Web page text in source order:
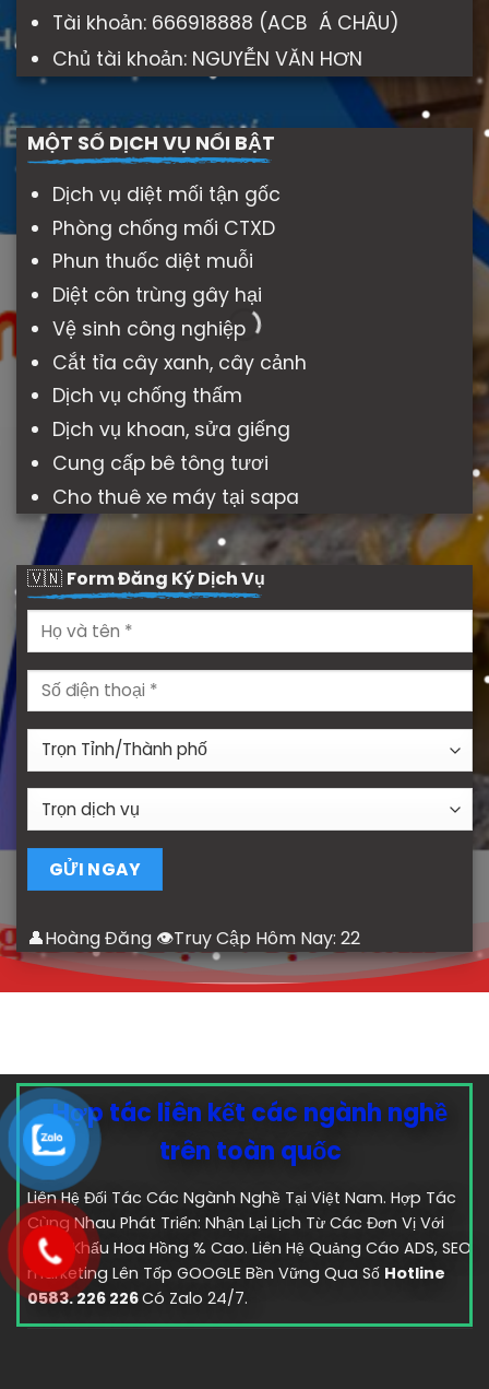
Tài khoản: 666918888 (ACB Á CHÂU)
Chủ tài khoản: NGUYỄN VĂN HƠN
MỘT SỐ DỊCH VỤ NỔI BẬT
Dịch vụ diệt mối tận gốc
Phòng chống mối CTXD
Phun thuốc diệt muỗi
Diệt côn trùng gây hại
Vệ sinh công nghiệp
Cắt tỉa cây xanh, cây cảnh
Dịch vụ chống thấm
Dịch vụ khoan, sửa giếng
Cung cấp bê tông tươi
Cho thuê xe máy tại sapa
🇻🇳 Form Đăng Ký Dịch Vụ
👤Hoàng Đăng 👁Truy Cập Hôm Nay: 22
Hợp tác liên kết các ngành nghề
trên toàn quốc
Liên Hệ Đối Tác Các Ngành Nghề Tại Việt Nam. Hợp Tác
Cùng Nhau Phát Triển: Nhận Lại Lịch Từ Các Đơn Vị Với
Chiết Khấu Hoa Hồng % Cao. Liên Hệ Quảng Cáo ADS, SEO
marketing Lên Tốp GOOGLE Bền Vững Qua Số Hotline
0583. 226 226Có Zalo 24/7.